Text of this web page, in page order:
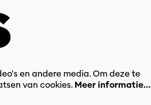
en andere media. Om deze te
van cookies. Meer informatie…